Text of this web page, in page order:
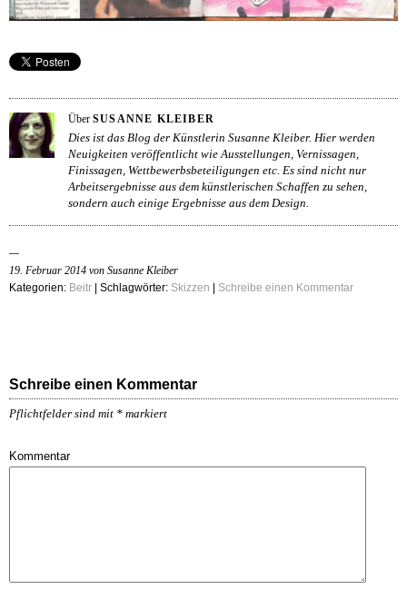
Über SUSANNE KLEIBER
Dies ist das Blog der Künstlerin Susanne Kleiber. Hier werden
Neuigkeiten veröffentlicht wie Ausstellungen, Vernissagen,
Finissagen, Wettbewerbsbeteiligungen etc. Es sind nicht nur
Arbeitsergebnisse aus dem künstlerischen Schaffen zu sehen,
sondern auch einige Ergebnisse aus dem Design.
19. Februar 2014 von Susanne Kleiber
Kategorien: Beitr | Schlagwörter: Skizzen | Schreibe einen Kommentar
Schreibe einen Kommentar
Pflichtfelder sind mit * markiert
Kommentar